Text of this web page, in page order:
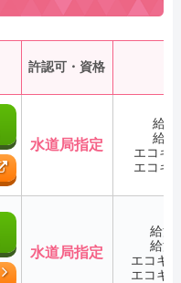
許認可・資格
水道局指定
給
給
エコキ
エコキ
水道局指定
給湯
給湯
エコキ
エコキ